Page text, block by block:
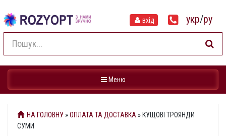
вхід укр/ру
Навігація
Меню
НА ГОЛОВНУ »ОПЛАТА ТА ДОСТАВКА » КУЩОВІ ТРОЯНДИ
СУМИ